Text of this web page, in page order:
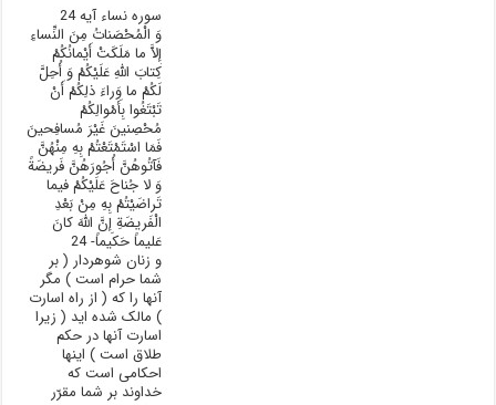
سوره نساء آیه 24
وَ الْمُحْصَناتُ مِنَ النِّساءِ
إِلاَّ ما مَلَکَتْ أَيْمانُکُمْ
کِتابَ اللَّهِ عَلَيْکُمْ وَ أُحِلَّ
لَکُمْ ما وَراءَ ذلِکُمْ أَنْ
تَبْتَغُوا بِأَمْوالِکُمْ
مُحْصِنينَ غَيْرَ مُسافِحينَ
فَمَا اسْتَمْتَعْتُمْ بِهِ مِنْهُنَّ
فَآتُوهُنَّ أُجُورَهُنَّ فَريضَةً
وَ لا جُناحَ عَلَيْکُمْ فيما
تَراضَيْتُمْ بِهِ مِنْ بَعْدِ
الْفَريضَةِ إِنَّ اللَّهَ کانَ
عَليماً حَکيماً- 24
و زنان شوهردار ( بر
شما حرام است ) مگر
آنها را که ( از راه اسارت
) مالک شده اید ( زیرا
اسارت آنها در حکم
طلاق است ) اینها
احکامی است که
خداوند بر شما مقرّر